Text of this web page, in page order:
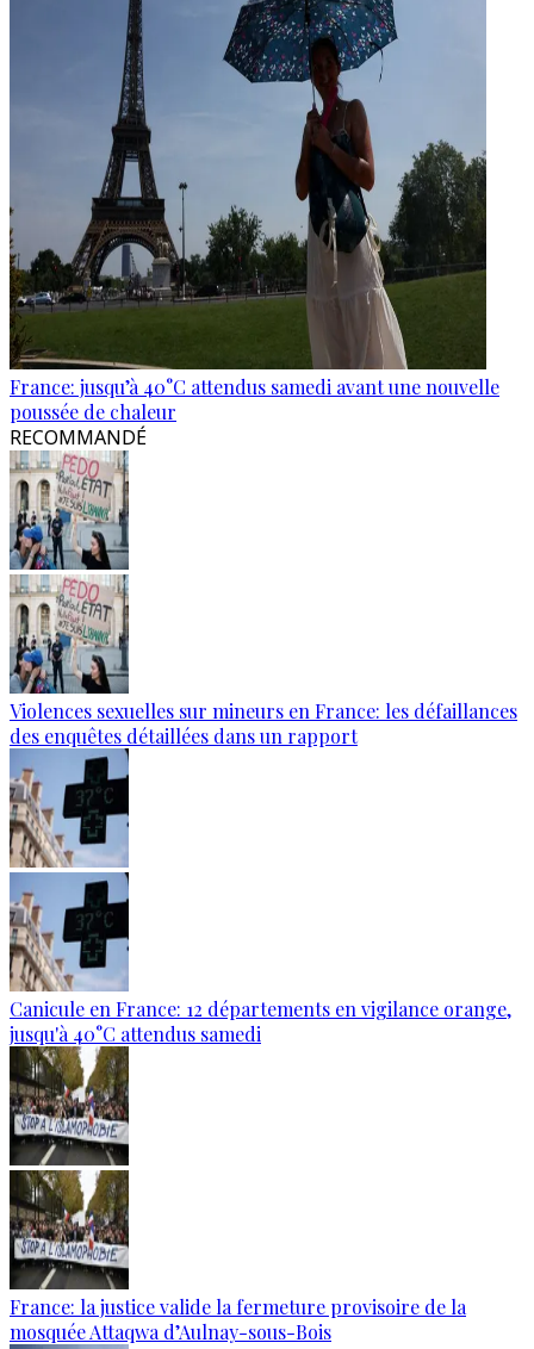
France: jusqu’à 40°C attendus samedi avant une nouvelle
poussée de chaleur
RECOMMANDÉ
Violences sexuelles sur mineurs en France: les défaillances
des enquêtes détaillées dans un rapport
Canicule en France: 12 départements en vigilance orange,
jusqu'à 40°C attendus samedi
France: la justice valide la fermeture provisoire de la
mosquée Attaqwa d’Aulnay-sous-Bois